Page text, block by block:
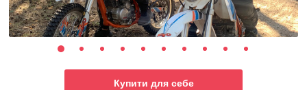
Купити для себе